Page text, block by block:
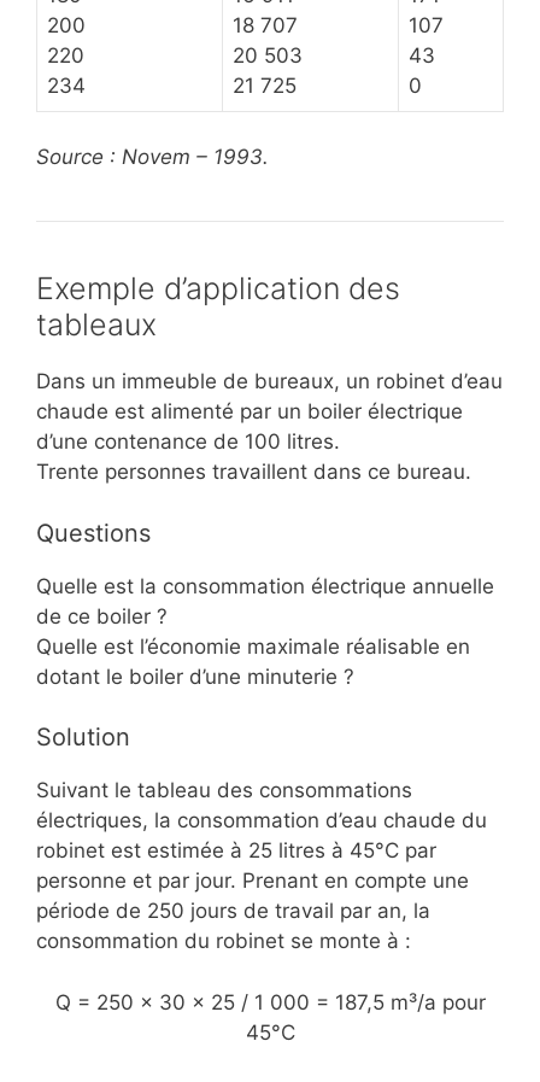
200
220
234
18 707
20 503
21 725
107
43
0
Source : Novem – 1993.
Exemple d’application des
tableaux
Dans un immeuble de bureaux, un robinet d’eau
chaude est alimenté par un boiler électrique
d’une contenance de 100 litres.
Trente personnes travaillent dans ce bureau.
Questions
Quelle est la consommation électrique annuelle
de ce boiler ?
Quelle est l’économie maximale réalisable en
dotant le boiler d’une minuterie ?
Solution
Suivant le tableau des consommations
électriques, la consommation d’eau chaude du
robinet est estimée à 25 litres à 45°C par
personne et par jour. Prenant en compte une
période de 250 jours de travail par an, la
consommation du robinet se monte à :
Q = 250 x 30 x 25 / 1 000 = 187,5 m³/a pour
45°C